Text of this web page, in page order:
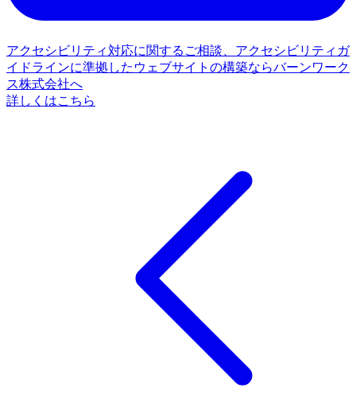
アクセシビリティ対応に関するご相談、アクセシビリティガ
イドラインに準拠したウェブサイトの構築ならバーンワーク
ス株式会社へ
詳しくはこちら